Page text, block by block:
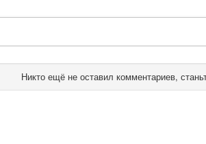
Никто ещё не оставил комментариев,